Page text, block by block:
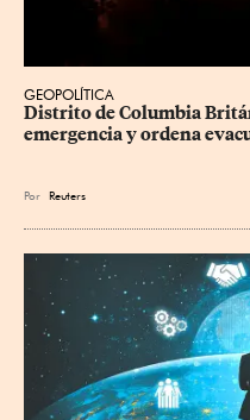
GEOPOLÍTICA
Distrito de Columbia
emergencia y ordena
Por Reuters